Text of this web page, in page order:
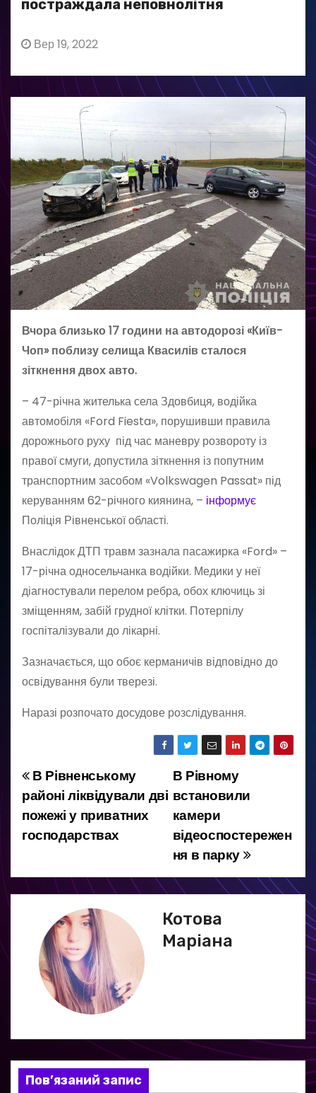
постраждала неповнолітня
Вер 19, 2022
Вчора близько 17 години на автодорозі «Київ-
Чоп» поблизу селища Квасилівсталося
зіткнення двох авто.
– 47-річна жителька села Здовбиця, водійка
автомобіля «Ford Fiesta», порушивши правила
дорожнього руху під час маневру розвороту із
правої смуги, допустила зіткнення із попутним
транспортним засобом «Volkswagen Passat» під
керуванням 62-річного киянина, – інформує
Поліція Рівненської області.
Внаслідок ДТП травм зазнала пасажирка «Ford» –
17-річна односельчанка водійки. Медики у неї
діагностували перелом ребра, обох ключиць зі
зміщенням, забій грудної клітки. Потерпілу
госпіталізували до лікарні.
Зазначається, що обоє керманичів відповідно до
освідування були тверезі.
Наразі розпочато досудове розслідування.
Н
а
в
і
г
з
а
В Рівному
встановили
камери
відеоспостережен
ня в парку
В Рівненському
районі ліквідували дві
пожежі у приватних
господарствах
Котова
Маріана
Пов’язаний запис